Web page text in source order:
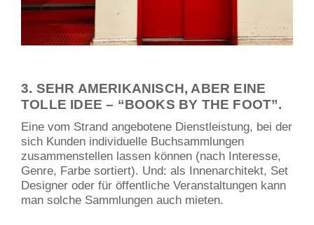
3. SEHR AMERIKANISCH, ABER EINE
TOLLE IDEE – “BOOKS BY THE FOOT”.
Eine vom Strand angebotene Dienstleistung, bei der
sich Kunden individuelle Buchsammlungen
zusammenstellen lassen können (nach Interesse,
Genre, Farbe sortiert). Und: als Innenarchitekt, Set
Designer oder für öffentliche Veranstaltungen kann
man solche Sammlungen auch mieten.